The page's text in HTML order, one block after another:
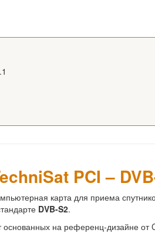
PCI –
карта для приема
DVB-S2.
основанных на референц-дизайне от